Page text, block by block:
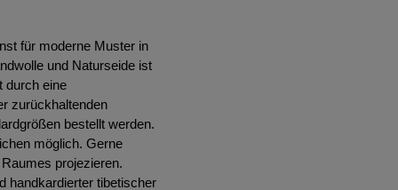
für moderne Muster in
und Naturseide ist
durch eine
zurückhaltenden
bestellt werden.
möglich. Gerne
projezieren.
handkardierter tibetischer